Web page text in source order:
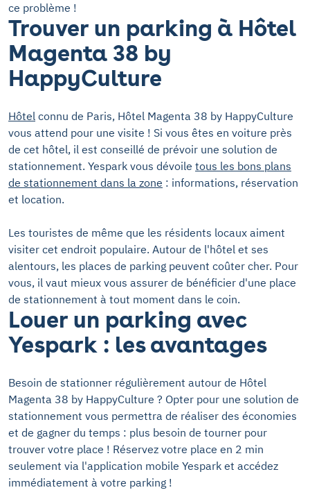
ce problème !
Trouver un parking à Hôtel
Magenta 38 by
HappyCulture
Hôtel connu de Paris, Hôtel Magenta 38 by HappyCulture
vous attend pour une visite ! Si vous êtes en voiture près
de cet hôtel, il est conseillé de prévoir une solution de
stationnement. Yespark vous dévoile tous les bons plans
de stationnement dans la zone : informations, réservation
et location.
Les touristes de même que les résidents locaux aiment
visiter cet endroit populaire. Autour de l'hôtel et ses
alentours, les places de parking peuvent coûter cher. Pour
vous, il vaut mieux vous assurer de bénéficier d'une place
de stationnement à tout moment dans le coin.
Louer un parking avec
Yespark : les avantages
Besoin de stationner régulièrement autour de Hôtel
Magenta 38 by HappyCulture ? Opter pour une solution de
stationnement vous permettra de réaliser des économies
et de gagner du temps : plus besoin de tourner pour
trouver votre place ! Réservez votre place en 2 min
seulement via l'application mobile Yespark et accédez
immédiatement à votre parking !